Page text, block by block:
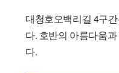
대청호오백리길 4구
다. 호반의 아름다움
다.